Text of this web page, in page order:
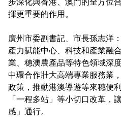
揮更重要的作用。
廣州市委副書記、市長孫志洋
產力賦能中心、科技和產業融
業、穗澳農產品等特色領域深
中環合作壯大高端專業服務業
政策，推動港澳導遊等來穗便
「一程多站」等小切口改革，
感」通行。